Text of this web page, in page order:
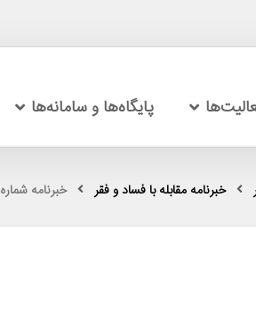
پایگاه‌ها و سامانه‌ها
خبرنامه مقابله با فساد و فقر خبرنامه شماره 7 مقابله با فساد و فقر